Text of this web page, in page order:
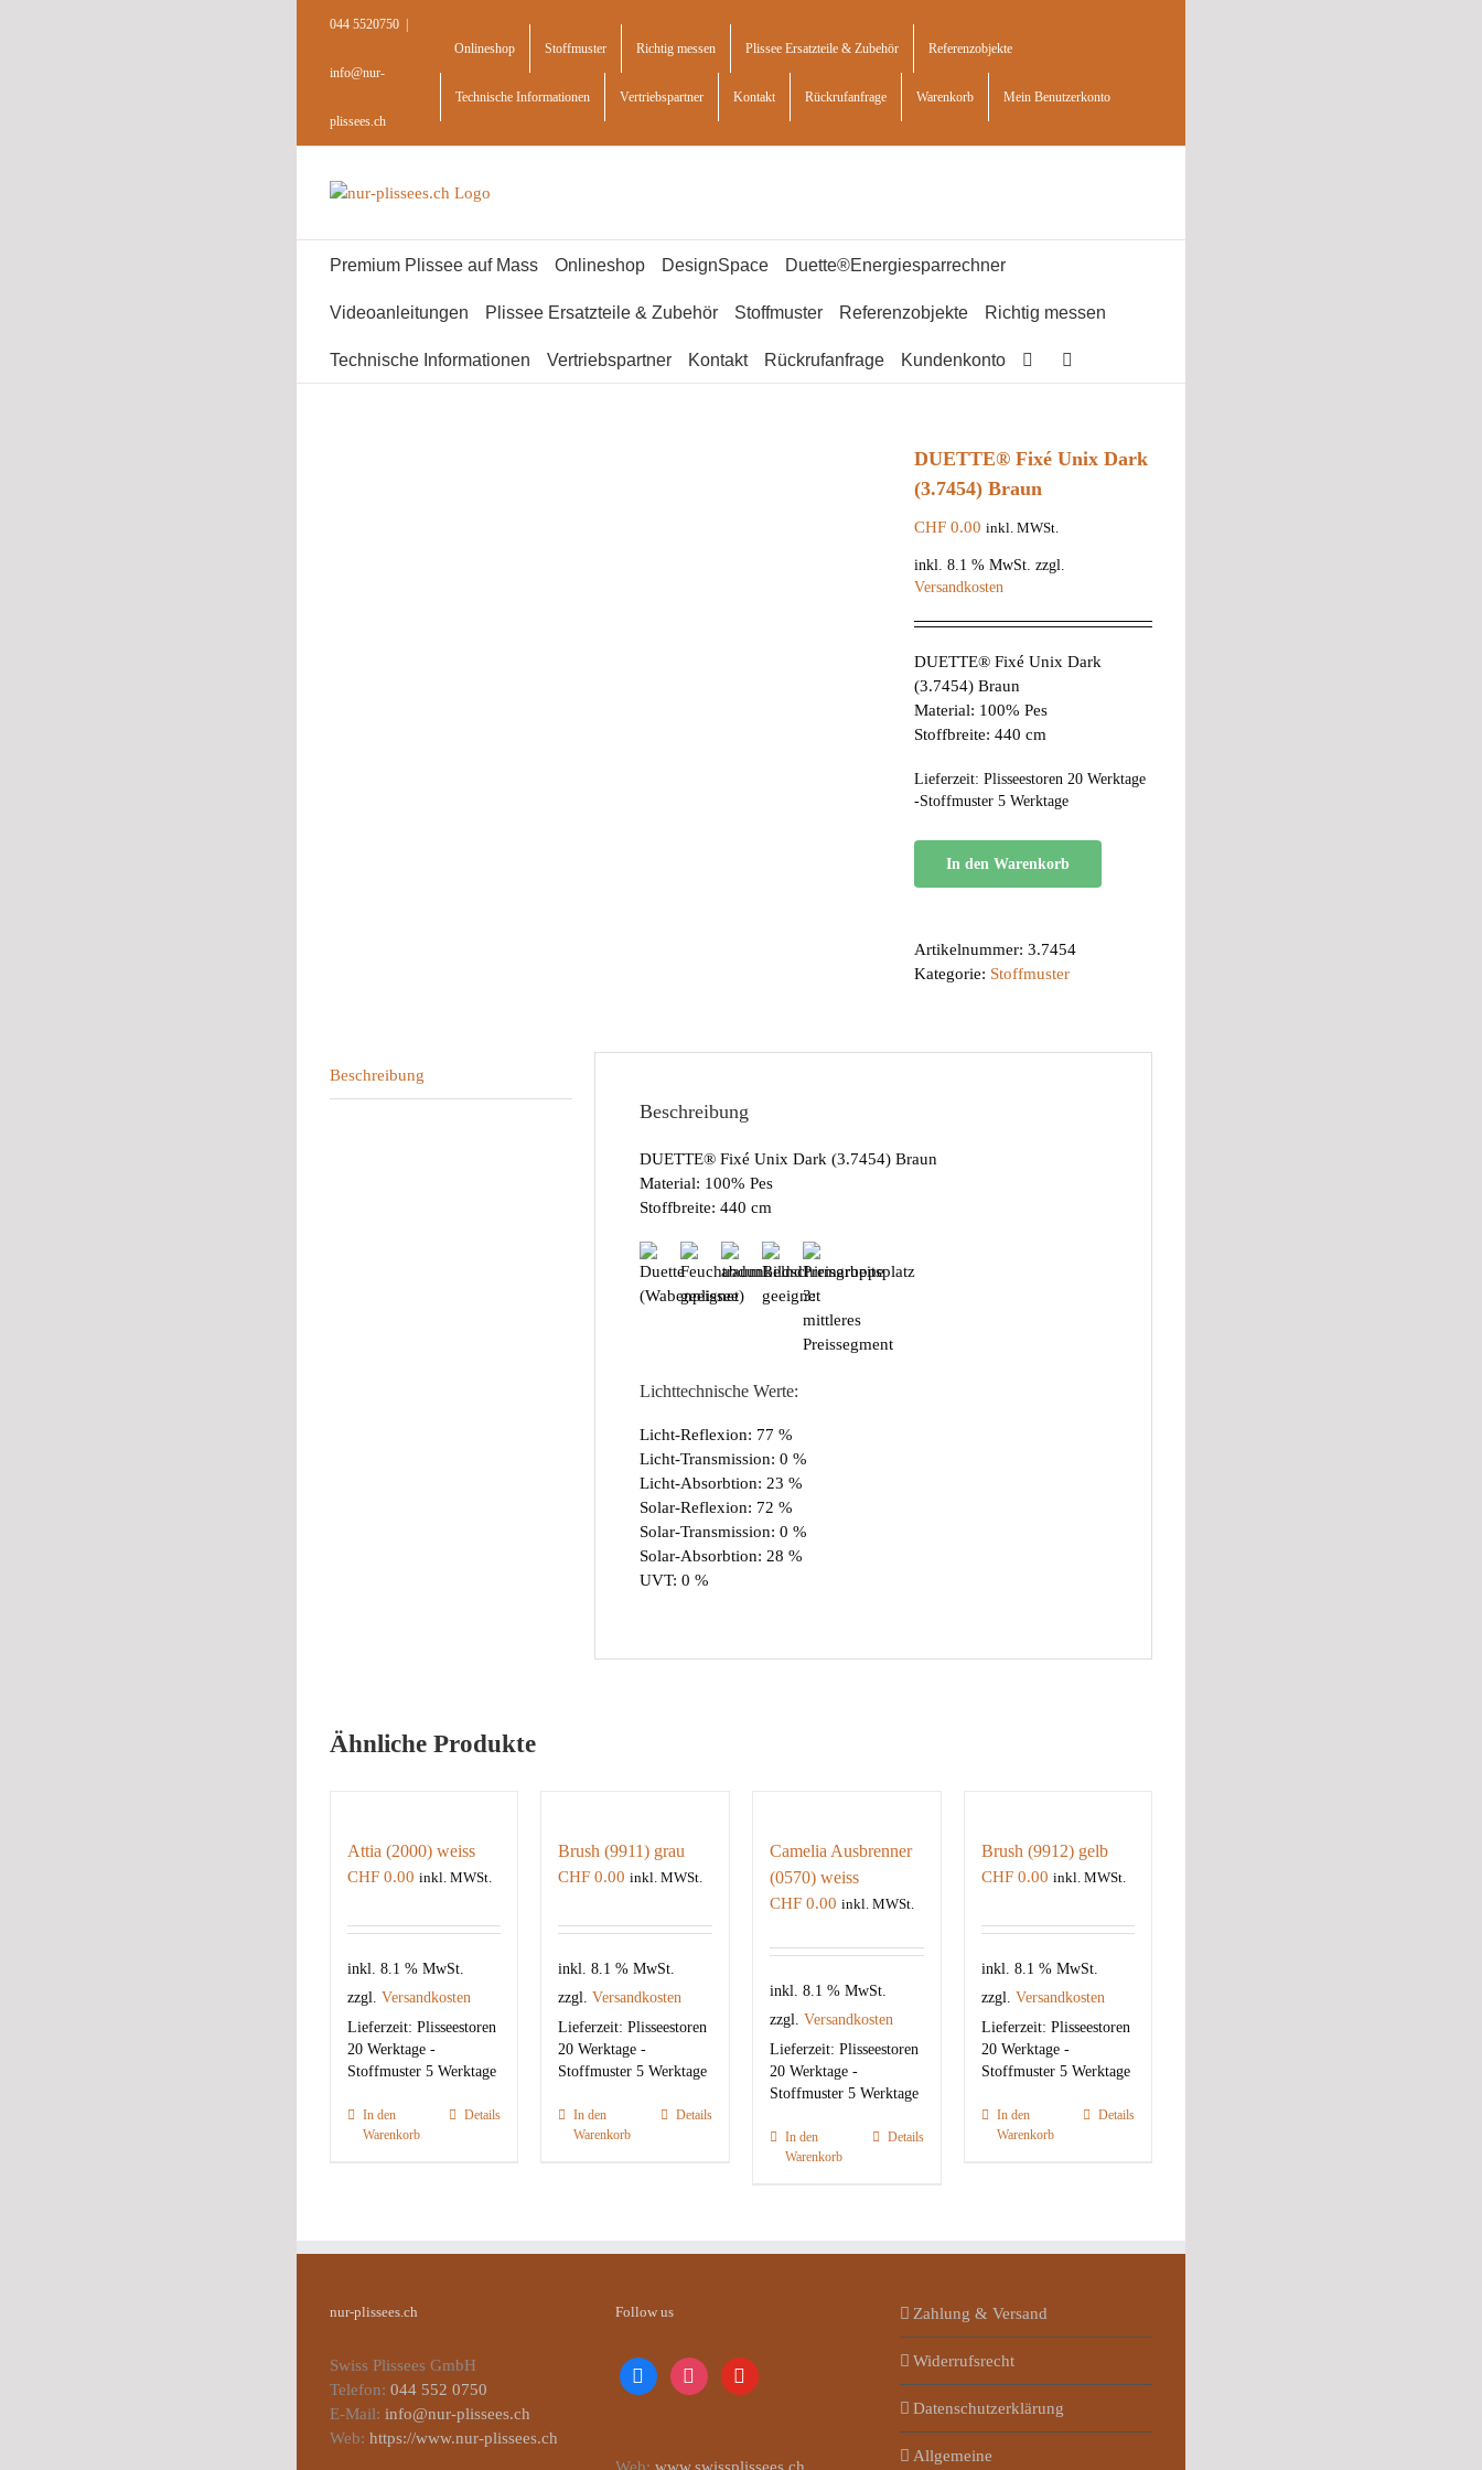
044 5520750
info@nur-
plissees.ch
Onlineshop Stoffmuster Richtig messen Plissee Ersatzteile & Zubehör Referenzobjekte
Technische Informationen Vertriebspartner Kontakt Rückrufanfrage Warenkorb Mein Benutzerkonto
Premium Plissee auf Mass Onlineshop DesignSpace Duette®Energiesparrechner
Videoanleitungen Plissee Ersatzteile & Zubehör Stoffmuster Referenzobjekte Richtig messen
Technische Informationen Vertriebspartner Kontakt Rückrufanfrage Kundenkonto
DUETTE® Fixé Unix Dark
(3.7454) Braun
CHF0.00 inkl. MWSt.
inkl. 8.1 % MwSt. zzgl.
Versandkosten
DUETTE® Fixé Unix Dark
(3.7454) Braun
Material: 100% Pes
Stoffbreite: 440 cm
Lieferzeit: Plisseestoren 20 Werktage
-Stoffmuster 5 Werktage
In den Warenkorb
Artikelnummer: 3.7454
Kategorie: Stoffmuster
Beschreibung
Beschreibung
DUETTE® Fixé Unix Dark (3.7454) Braun
Material: 100% Pes
Stoffbreite: 440 cm
Lichttechnische Werte:
Licht-Reflexion: 77 %
Licht-Transmission: 0 %
Licht-Absorbtion: 23 %
Solar-Reflexion: 72 %
Solar-Transmission: 0 %
Solar-Absorbtion: 28 %
UVT: 0 %
Ähnliche Produkte
Attia (2000) weiss
CHF0.00 inkl. MWSt.
inkl. 8.1 % MwSt.
zzgl. Versandkosten
Lieferzeit: Plisseestoren
20 Werktage -
Stoffmuster 5 Werktage
In den
Warenkorb
Details
Brush (9911) grau
CHF 0.00 inkl. MWSt.
inkl. 8.1 % MwSt.
zzgl.Versandkosten
Lieferzeit:Plisseestoren
20 Werktage -
Stoffmuster 5 Werktage
In den
Warenkorb
Details
Camelia Ausbrenner
(0570) weiss
CHF0.00 inkl. MWSt.
inkl. 8.1 % MwSt.
zzgl. Versandkosten
Lieferzeit: Plisseestoren
20 Werktage -
Stoffmuster 5 Werktage
In den
Warenkorb
Details
Brush (9912) gelb
CHF0.00 inkl. MWSt.
inkl. 8.1 % MwSt.
zzgl. Versandkosten
Lieferzeit: Plisseestoren
20 Werktage -
Stoffmuster 5 Werktage
In den
Warenkorb
Details
nur-plissees.ch
Swiss Plissees GmbH
Telefon: 044 552 0750
E-Mail: info@nur-plissees.ch
Web: https://www.nur-plissees.ch
Follow us
facebookinstagramyoutube
Zahlung & Versand
Widerrufsrecht
Datenschutzerklärung
Allgemeine